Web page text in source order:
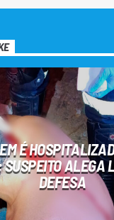
É
SUSPEITO ALEGA
DEFESA